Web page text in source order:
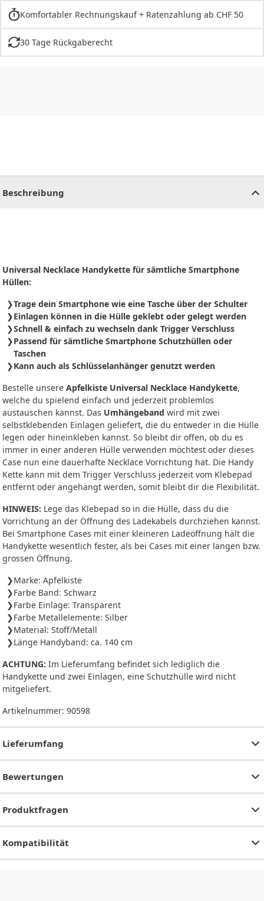
Komfortabler Rechnungskauf + Ratenzahlung ab CHF 50
30 Tage Rückgaberecht
Beschreibung
Universal Necklace Handykette für sämtliche Smartphone
Hüllen:
Trage dein Smartphone wie eine Tasche über der Schulter
Einlagen können in die Hülle geklebt oder gelegt werden
Schnell & einfach zu wechseln dank Trigger Verschluss
Passend für sämtliche Smartphone Schutzhüllen oder
Taschen
Kann auch als Schlüsselanhänger genutzt werden
Bestelle unsere Apfelkiste Universal Necklace Handykette,
welche du spielend einfach und jederzeit problemlos
austauschen kannst. Das Umhängeband wird mit zwei
selbstklebenden Einlagen geliefert, die du entweder in die Hülle
legen oder hineinkleben kannst. So bleibt dir offen, ob du es
immer in einer anderen Hülle verwenden möchtest oder dieses
Case nun eine dauerhafte Necklace Vorrichtung hat. Die Handy
Kette kann mit dem Trigger Verschluss jederzeit vom Klebepad
entfernt oder angehängt werden, somit bleibt dir die Flexibilität.
HINWEIS: Lege das Klebepad so in die Hülle, dass du die
Vorrichtung an der Öffnung des Ladekabels durchziehen kannst.
Bei Smartphone Cases mit einer kleineren Ladeöffnung hält die
Handykette wesentlich fester, als bei Cases mit einer langen bzw.
grossen Öffnung.
Marke: Apfelkiste
Farbe Band: Schwarz
Farbe Einlage: Transparent
Farbe Metallelemente: Silber
Material: Stoff/Metall
Länge Handyband: ca. 140 cm
ACHTUNG: Im Lieferumfang befindet sich lediglich die
Handykette und zwei Einlagen, eine Schutzhülle wird nicht
mitgeliefert.
Artikelnummer: 90598
Lieferumfang
Bewertungen
Produktfragen
Kompatibilität